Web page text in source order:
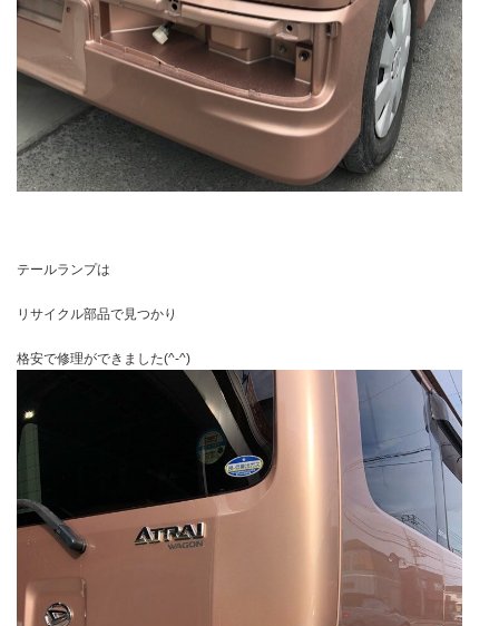
テールランプは
リサイクル部品で見つかり
格安で修理ができました(^-^)